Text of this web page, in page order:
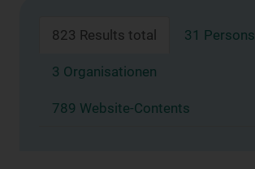
823 Results total 31 Persons
3 Organisationen
789 Website-Contents